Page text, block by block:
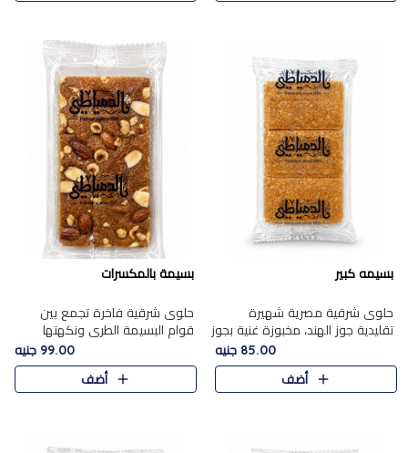
بسيمه كبير
حلوى شرقية مصرية شهيرة
تقليدية جوز الهند، مخبوزة غنية بجوز
الهند، بلمسه ذهبية وتتميز بقوامها
المرمل وطعمها اللذيذ الذي يشبه
البسبوسة. تُخبز..
85.00 جنيه
أضف
بسيمة بالمكسرات
حلوى شرقية فاخرة تجمع بين
قوام البسيمة الطري ونكهتها
الغنية، مزينة بتشكيلة مختارة من
اللوز والبندق والمكسرات الفاخرة.
مزيج متوازن من القوام ..
99.00 جنيه
أضف